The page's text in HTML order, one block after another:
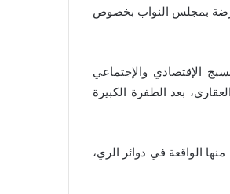
بمجلس النواب بخصوص
الإقتصادي والإجتماعي
بعد الطفرة الكبيرة
الواقعة في دوائر الري،